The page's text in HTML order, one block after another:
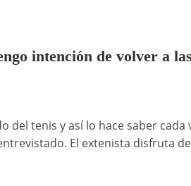
intención de volver a las
del tenis y así lo hace saber cada
El extenista disfruta